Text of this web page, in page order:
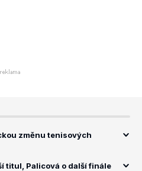
změnu tenisových
titul, Palicová o další finále